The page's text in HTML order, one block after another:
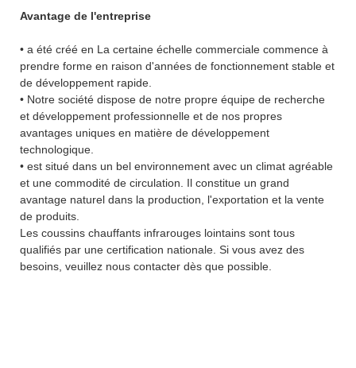
Avantage de l'entreprise
• a été créé en La certaine échelle commerciale commence à
prendre forme en raison d'années de fonctionnement stable et
de développement rapide.
• Notre société dispose de notre propre équipe de recherche
et développement professionnelle et de nos propres
avantages uniques en matière de développement
technologique.
• est situé dans un bel environnement avec un climat agréable
et une commodité de circulation. Il constitue un grand
avantage naturel dans la production, l'exportation et la vente
de produits.
Les coussins chauffants infrarouges lointains sont tous
qualifiés par une certification nationale. Si vous avez des
besoins, veuillez nous contacter dès que possible.